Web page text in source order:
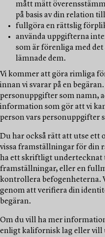
mått mätt
på basis av din relation
fullgöra en rättslig
använda uppgifterna
som är förenliga med
lämnade dem.
Vi kommer att göra rimliga
innan vi svarar på en
personuppgifter som namn,
information som gör att vi
person vars personuppgifter
Du har också rätt att utse ett
vissa framställningar för din
ha ett skriftligt undertecknat
framställningar, eller en
kontrollera befogenheterna.
genom att verifiera din
begäran.
Om du vill ha mer
enligt kalifornisk lag eller vill